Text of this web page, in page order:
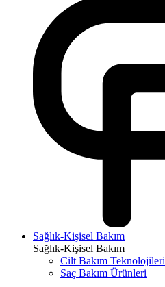
Sağlık-Kişisel Bakım
Sağlık-Kişisel Bakım
Cilt Bakım Teknolojileri
Saç Bakım Ürünleri